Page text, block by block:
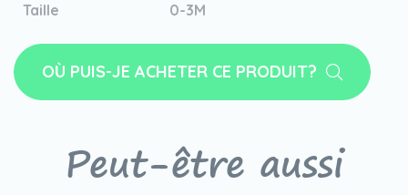
Taille
0-3M
OÙ PUIS-JE ACHETER CE PRODUIT?
Peut-être aussi